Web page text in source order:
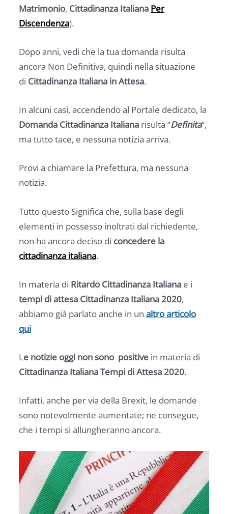
Matrimonio, Cittadinanza Italiana Per
Discendenza).
Dopo anni, vedi che la tua domanda risulta
ancora Non Definitiva, quindi nella situazione
di Cittadinanza Italiana in Attesa.
In alcuni casi, accendendo al Portale dedicato, la
Domanda Cittadinanza Italiana risulta “Definita“,
ma tutto tace, e nessuna notizia arriva.
Provi a chiamare la Prefettura, ma nessuna
notizia.
Tutto questo Significa che, sulla base degli
elementi in possesso inoltrati dal richiedente,
non ha ancora deciso di concedere la
cittadinanza italiana.
In materia di Ritardo Cittadinanza Italiana e i
tempi di attesa Cittadinanza Italiana2020,
abbiamo già parlato anche in un altro articolo
qui
Le notizie oggi non sono positive in materia di
Cittadinanza Italiana Tempi di Attesa 2020.
Infatti, anche per via della Brexit, le domande
sono notevolmente aumentate; ne consegue,
che i tempi si allungheranno ancora.